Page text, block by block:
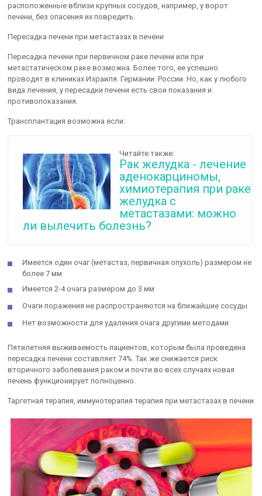
расположенные вблизи крупных сосудов, например, у ворот
печени, без опасения их повредить.
Пересадка печени при метастазах в печени
Пересадка печени при первичном раке печени или при
метастатическом раке возможна. Более того, ее успешно
проводят в клиниках Израиля. Германии. России. Но, как у любого
вида лечения, у пересадки печени есть свои показания и
противопоказания.
Трансплантация возможна если:
Читайте также:
Рак желудка - лечение
аденокарциномы,
химиотерапия при раке
желудка с
метастазами: можно
ли вылечить болезнь?
Имеется один очаг (метастаз, первичная опухоль) размером не
более 7 мм
Имеется 2-4 очага размером до 3 мм
Очаги поражения не распространяются на ближайшие сосуды
Нет возможности для удаления очага другими методами
Пятилетняя выживаемость пациентов, которым была проведена
пересадка печени составляет 74%. Так же снижается риск
вторичного заболевания раком и почти во всех случаях новая
печень функционирует полноценно.
Таргетная терапия, иммунотерапия терапия при метастазах в печени